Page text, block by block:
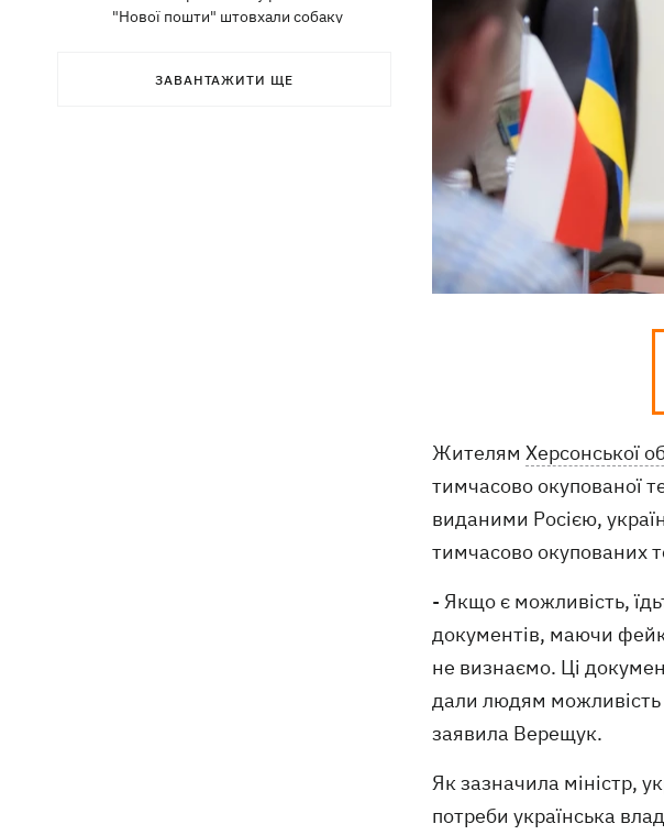
"Нової пошти" штовхали собаку
ЗАВАНТАЖИТИ ЩЕ
Жителям Херсонської
тимчасово окупованої
виданими Росією,
тимчасово окупованих
- Якщо є можливість,
документів, маючи
не визнаємо. Ці
дали людям можливість
заявила Верещук.
Як зазначила міністр,
потреби українська